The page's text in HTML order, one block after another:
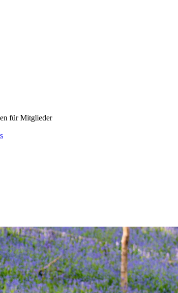
für Mitglieder